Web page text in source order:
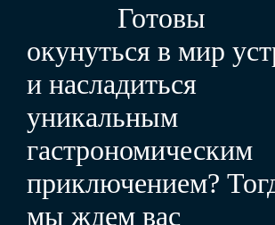
Готовы
окунуться в мир
и насладиться
уникальным
гастрономическим
приключением?
мы ждем вас